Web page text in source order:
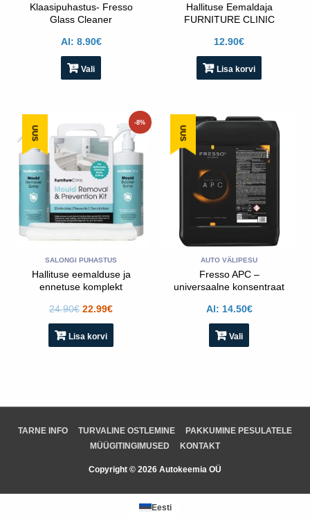
Klaasipuhastus- Fresso
Glass Cleaner
Al: 8.90€
Vali
Hallituse Eemaldaja
FURNITURE CLINIC
12.90€
Lisa korvi
-8%
UUS
SALONGI PUHASTUS
Hallituse eemalduse ja
ennetuse komplekt
24.90€
hind
oli:
24.90€.
22.99€
Praegune
hind
on:
22.99€.
Lisa korvi
UUS
AUTO VÄLIPESU
Fresso APC –
universaalne konsentraat
Al: 14.50€
Vali
Sellel
on
mitu
varianti.
Valikud
saab
teha
toote
lehel
TARNE INFO TURVALINE OSTLEMINE
PAKKUMINE PESULATELE
MÜÜGITINGIMUSED
KONTAKT
Copyright © 2026 Autokeemia OÜ
Eesti